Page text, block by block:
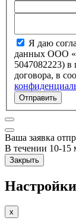
Я даю
данных ООО
5047082223) в целях обработки запроса и заключение
договора, в
Отправить
Ваша заявка
В течении 10-15
Закрыть
x